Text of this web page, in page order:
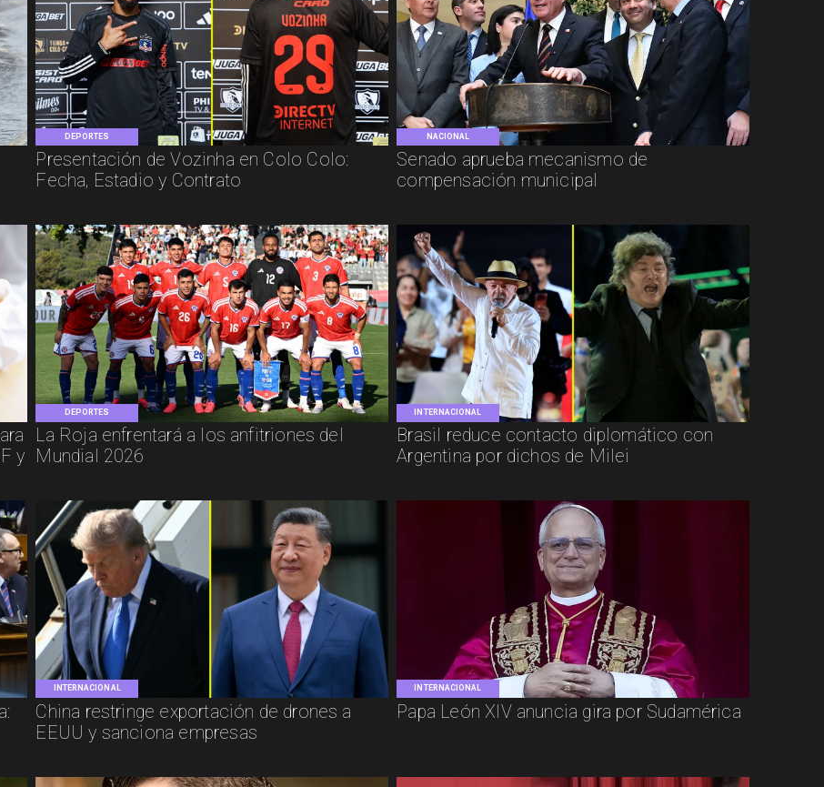
DEPORTES
Presentación de Vozinha en Colo Colo:
Fecha, Estadio y Contrato
NACIONAL
Senado aprueba mecanismo de
compensación municipal
y
DEPORTES
La Roja enfrentará a los anfitriones del
Mundial 2026
INTERNACIONAL
Brasil reduce contacto diplomático con
Argentina por dichos de Milei
INTERNACIONAL
China restringe exportación de drones a
EEUU y sanciona empresas
INTERNACIONAL
Papa León XIV anuncia gira por Sudamérica